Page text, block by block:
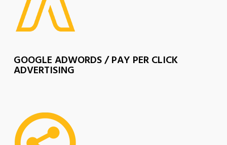
GOOGLE ADWORDS / PAY PER CLICK
ADVERTISING